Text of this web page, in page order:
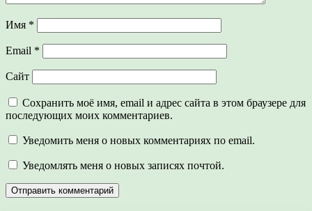
Имя *
Email *
Сайт
Сохранить моё имя, email и адрес сайта в этом браузере для
последующих моих комментариев.
Уведомить меня о новых комментариях по email.
Уведомлять меня о новых записях почтой.